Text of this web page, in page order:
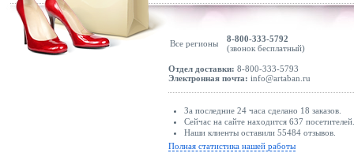
Все регионы
8-800-333-5792
(звонок бесплатный)
Отдел доставки: 8-800-333-5793
Электронная почта: info@artaban.ru
За последние 24 часа сделано 18 заказов.
Сейчас на сайте находится 637 посетителей.
Наши клиенты оставили 55484 отзывов.
Полная статистика нашей работы